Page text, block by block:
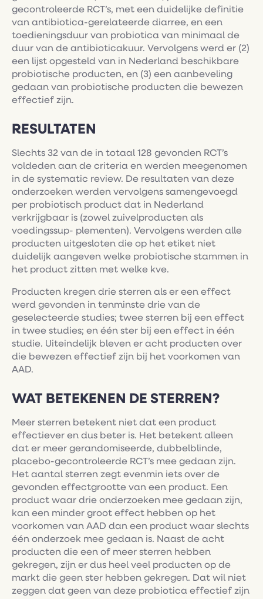
gecontroleerde RCT’s, met een duidelijke definitie
van antibiotica-gerelateerde diarree, en een
toedieningsduur van probiotica van minimaal de
duur van de antibioticakuur. Vervolgens werd er (2)
een lijst opgesteld van in Nederland beschikbare
probiotische producten, en (3) een aanbeveling
gedaan van probiotische producten die bewezen
effectief zijn.
RESULTATEN
Slechts 32 van de in totaal 128 gevonden RCT’s
voldeden aan de criteria en werden meegenomen
in de systematic review. De resultaten van deze
onderzoeken werden vervolgens samengevoegd
per probiotisch product dat in Nederland
verkrijgbaar is (zowel zuivelproducten als
voedingssup- plementen). Vervolgens werden alle
producten uitgesloten die op het etiket niet
duidelijk aangeven welke probiotische stammen in
het product zitten met welke kve.
Producten kregen drie sterren als er een effect
werd gevonden in tenminste drie van de
geselecteerde studies; twee sterren bij een effect
in twee studies; en één ster bij een effect in één
studie. Uiteindelijk bleven er acht producten over
die bewezen effectief zijn bij het voorkomen van
AAD.
WAT BETEKENEN DE STERREN?
Meer sterren betekent niet dat een product
effectiever en dus beter is. Het betekent alleen
dat er meer gerandomiseerde, dubbelblinde,
placebo-gecontroleerde RCT’s mee gedaan zijn.
Het aantal sterren zegt evenmin iets over de
gevonden effectgrootte van een product. Een
product waar drie onderzoeken mee gedaan zijn,
kan een minder groot effect hebben op het
voorkomen van AAD dan een product waar slechts
één onderzoek mee gedaan is. Naast de acht
producten die een of meer sterren hebben
gekregen, zijn er dus heel veel producten op de
markt die geen ster hebben gekregen. Dat wil niet
zeggen dat geen van deze probiotica effectief zijn